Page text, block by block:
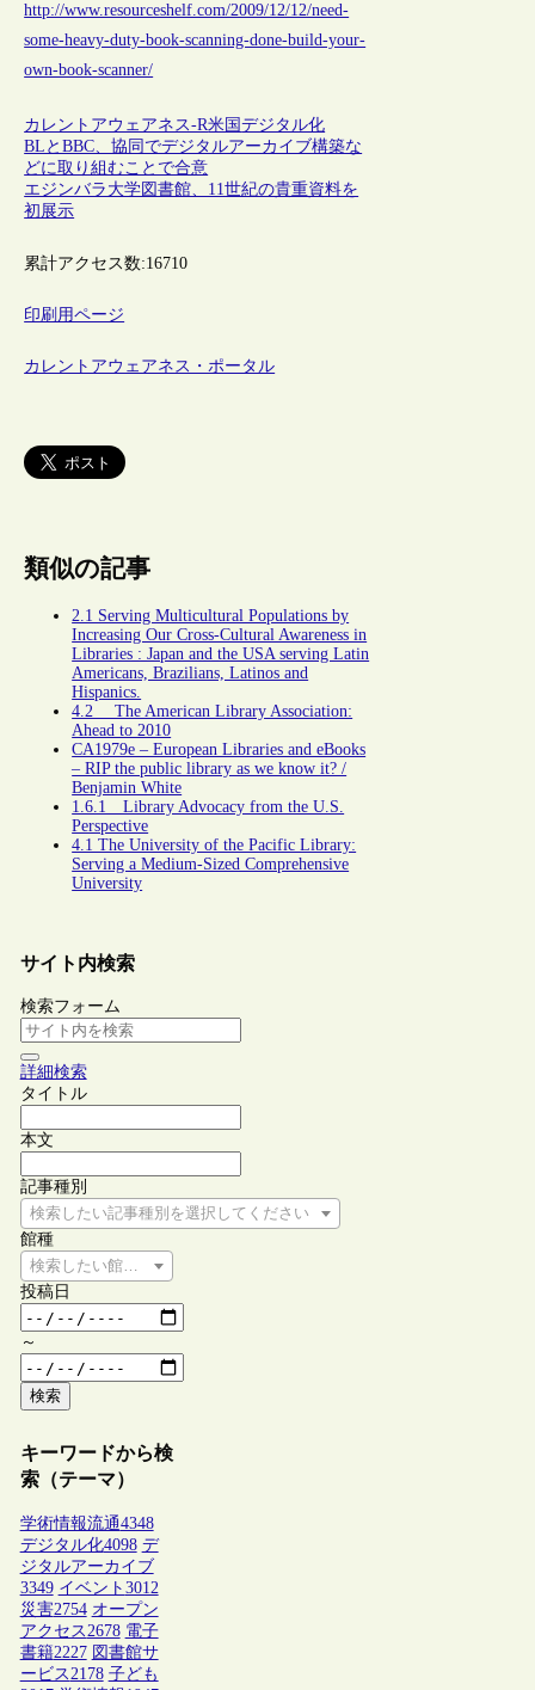
http://www.resourceshelf.com/2009/12/12/need-
some-heavy-duty-book-scanning-done-build-your-
own-book-scanner/
カレントアウェアネス-R米国デジタル化
BLとBBC、協同でデジタルアーカイブ構築な
どに取り組むことで合意
エジンバラ大学図書館、11世紀の貴重資料を
初展示
累計アクセス数:16710
印刷用ページ
カレントアウェアネス・ポータル
類似の記事
2.1 Serving Multicultural Populations by
Increasing Our Cross-Cultural Awareness in
Libraries : Japan and the USA serving Latin
Americans, Brazilians, Latinos and
Hispanics.
4.2 The American Library Association:
Ahead to 2010
CA1979e – European Libraries and eBooks
– RIP the public library as we know it? /
Benjamin White
1.6.1 Library Advocacy from the U.S.
Perspective
4.1 The University of the Pacific Library:
Serving a Medium-Sized Comprehensive
University
サイト内検索
検索フォーム
詳細検索
タイトル
本文
記事種別
検索したい記事種別を選択してください
館種
検索したい館種を選択してください
投稿日
～
検索
キーワードから検
索（テーマ）
学術情報流通4348
デジタル化4098 デ
ジタルアーカイブ
3349 イベント 3012
災害2754 オープン
アクセス 2678 電子
書籍2227 図書館サ
ービス 2178 子ども